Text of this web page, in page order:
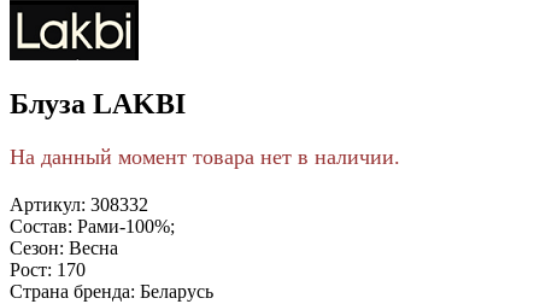
Блуза LAKBI
На данный момент товара нет в наличии.
Артикул: 308332
Состав: Рами-100%;
Сезон: Весна
Рост: 170
Страна бренда: Беларусь